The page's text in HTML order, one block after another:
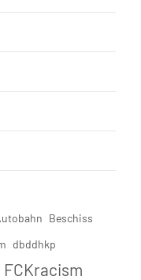
Beschiss
dbddhkp
FCKracism